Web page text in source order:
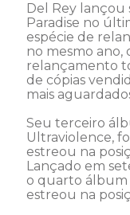
Del Rey
Paradise no
espécie de
no mesmo ano,
relançamento
de cópias
mais
Seu terceiro
Ultraviolence,
estreou na
Lançado em
o quarto álbum
estreou na